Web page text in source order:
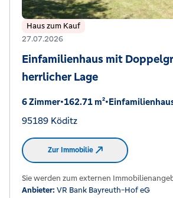
Haus zum Kauf
27.07.2026
Einfamilienhaus mit
herrlicher Lage
6 Zimmer•162.71 m²•
95189 Köditz
Zur Immobilie
Sie werden zum externen
Anbieter: VR Bank Bayreuth-Hof eG